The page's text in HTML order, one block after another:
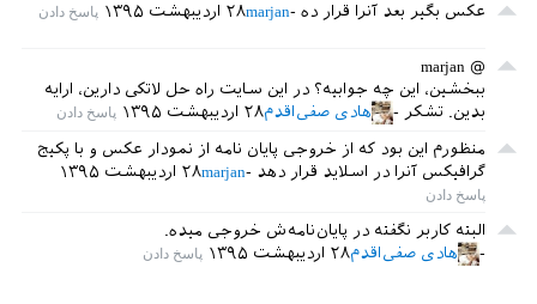
عکس بگیر بعد آنرا قرار ده ۲۸ اردیبهشت ۱۳۹۵marjan
@ marjan
ببخشین، این چه جوابیه؟ در این سایت راه حل لاتکی دارین، ارایه
بدین. تشکر
۲۸ اردیبهشت ۱۳۹۵هادی صفی‌اقدم
منظورم این بود که از خروجی پایان نامه از نمودار عکس و با پکیج
گرافیکس آنرا در اسلاید قرار دهد
۲۸ اردیبهشت ۱۳۹۵marjan
البته کاربر نگفته در پایان‌نامه‌ش خروجی میده.
۲۸ اردیبهشت ۱۳۹۵هادی صفی‌اقدم